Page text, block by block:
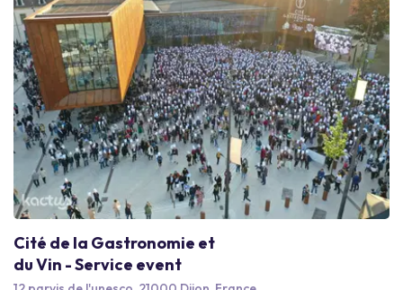
Cité de la Gastronomie et
du Vin - Service event